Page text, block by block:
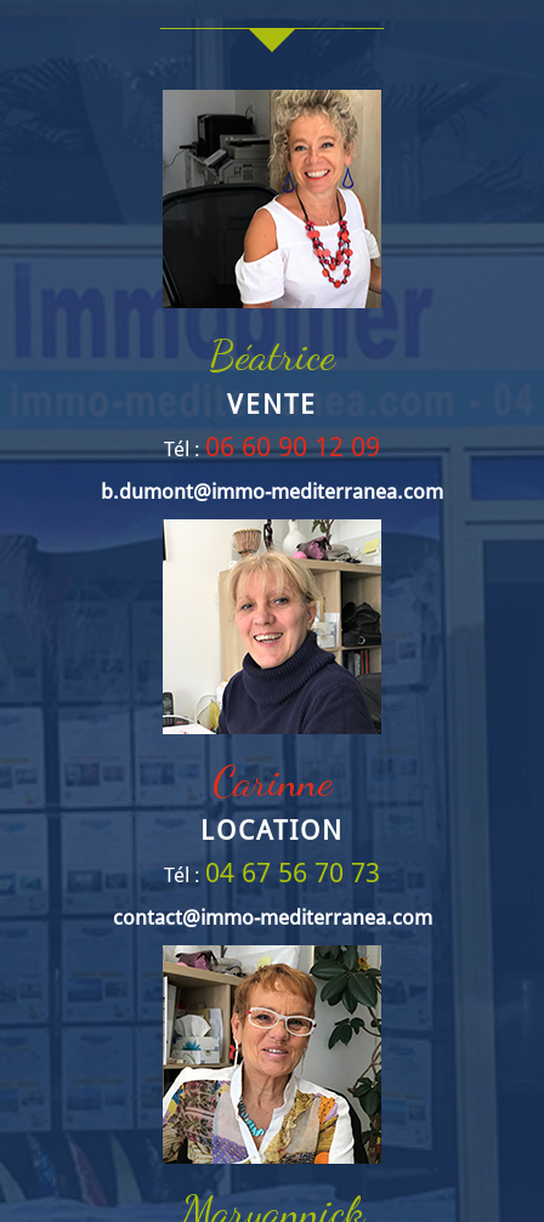
Béatrice
VENTE
Tél :06 60 90 12 09
b.dumont@immo-mediterranea.com
Carinne
LOCATION
Tél : 04 67 56 70 73
contact@immo-mediterranea.com
Maryannick